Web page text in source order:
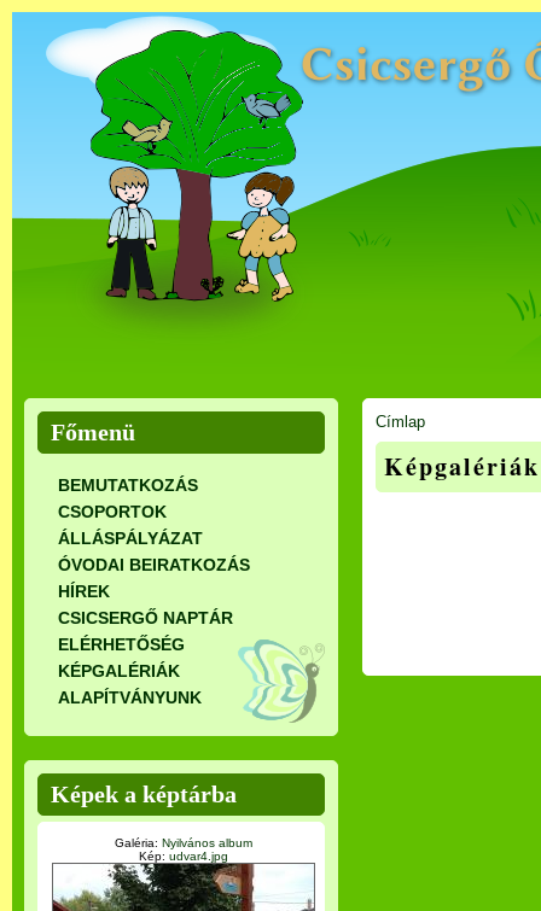
Főmenü
BEMUTATKOZÁS
CSOPORTOK
ÁLLÁSPÁLYÁZAT
ÓVODAI BEIRATKOZÁS
HÍREK
CSICSERGŐ NAPTÁR
ELÉRHETŐSÉG
KÉPGALÉRIÁK
ALAPÍTVÁNYUNK
Képek a képtárba
Galéria: Nyilvános album
Kép: udvar4.jpg
Címlap
Képgalériák